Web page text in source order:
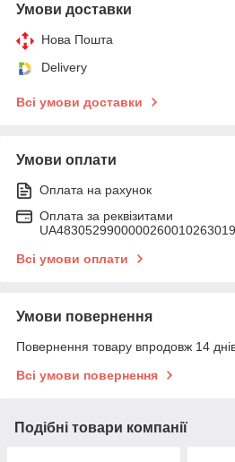
Умови доставки
Нова Пошта
Delivery
Всі умови доставки
Умови оплати
Оплата на рахунок
Оплата за реквізитами
Всі умови оплати
Умови повернення
Повернення товару впродовж 14
Всі умови повернення
Подібні товари компанії